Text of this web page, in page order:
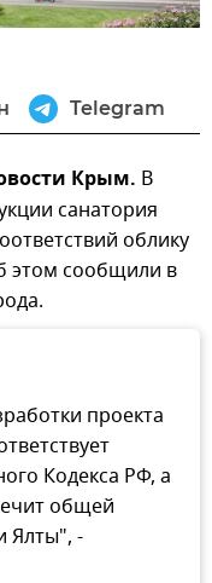
Telegram
Крым. В
санатория
облику
этом сообщили в
проекта
Кодекса РФ, а
общей
Ялты", -